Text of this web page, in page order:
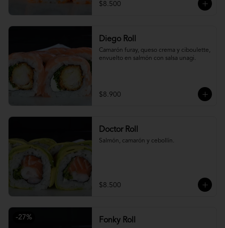
$8.500
Diego Roll
Camarón furay, queso crema y ciboulette,
envuelto en salmón con salsa unagi.
$8.900
Doctor Roll
Salmón, camarón y cebollín.
$8.500
-27% Fonky Roll